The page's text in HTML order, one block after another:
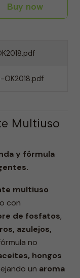
Buy now
OK2018.pdf
Multiuso
y fórmula
multiuso
con
de fosfatos,
azulejos,
no
hongos
un aroma